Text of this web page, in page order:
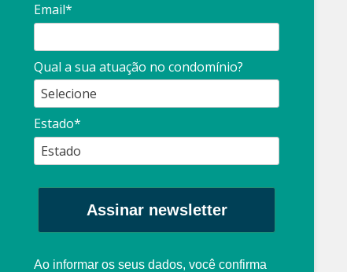
O que é?
profissional:
cuidado com as
propagandas
Email*
Qual a sua atuação no condomínio?
Estado*
Assinar newsletter
Ao informar os seus dados, você confirma